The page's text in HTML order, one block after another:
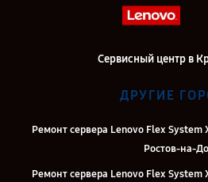
Сервисный центр в
ДРУГИЕ
Ремонт сервера Lenovo Flex System
Ростов-на-
Ремонт сервера Lenovo Flex System